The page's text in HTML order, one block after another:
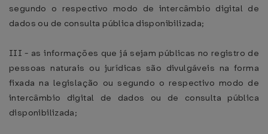
segundo o respectivo modo de intercâmbio digital de
dados ou de consulta pública disponibilizada;
III - as informações que já sejam públicas no registro de
pessoas naturais ou jurídicas são divulgáveis na forma
fixada na legislação ou segundo o respectivo modo de
intercâmbio digital de dados ou de consulta pública
disponibilizada;